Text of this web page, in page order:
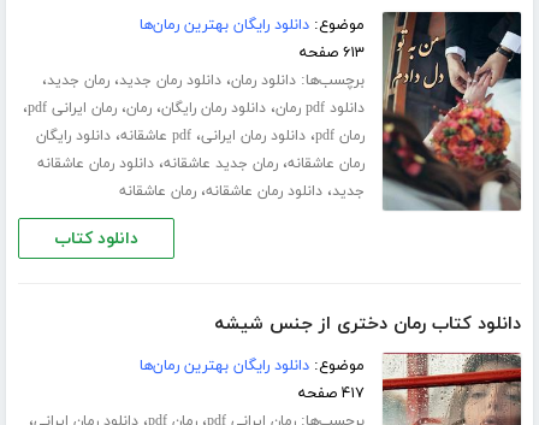
موضوع:دانلود رایگان بهترین رمان‌ها
۶۱۳ صفحه
برچسب‌ها:دانلود رمان،دانلود رمان جدید،رمان جدید،
دانلود pdf رمان ،دانلود رمان رایگان،رمان،رمان ایرانی pdf ،
رمان pdf ،دانلود رمان ایرانی،pdf عاشقانه ،دانلود رایگان
رمان عاشقانه،رمان جدید عاشقانه،دانلود رمان عاشقانه
جدید،دانلود رمان عاشقانه،رمان عاشقانه
دانلود کتاب
دانلود کتاب رمان دختری از جنس شیشه
موضوع:دانلود رایگان بهترین رمان‌ها
۴۱۷ صفحه